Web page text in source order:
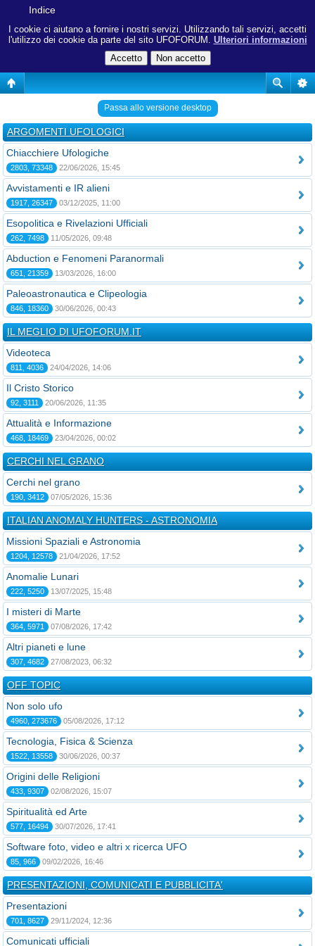
I cookie ci aiutano a fornire i nostri servizi. Utilizzando tali servizi, accetti
l'utilizzo dei cookie da parte del sito UFOFORUM. Ulteriori informazioni
Indice
Passa allo versione desktop
ARGOMENTI UFOLOGICI
Chiacchiere Ufologiche
2803, 73348 22/06/2026, 15:45
Avvistamenti e IR alieni
1917, 26347 03/12/2025, 11:00
Esopolitica e Rivelazioni Ufficiali
262, 7498 11/05/2026, 09:48
Abduction e Fenomeni Paranormali
651, 21359 13/03/2026, 16:00
Paleoastronautica e Clipeologia
846, 18360 30/06/2026, 00:43
IL MEGLIO DI UFOFORUM.IT
Videoteca
811, 4036 24/04/2026, 14:06
Il Cristo Storico
92, 3111 20/06/2026, 11:35
Attualità e Informazione
468, 18469 23/04/2026, 00:02
CERCHI NEL GRANO
Cerchi nel grano
190, 3412 07/05/2026, 15:36
ITALIAN ANOMALY HUNTERS - ASTRONOMIA
Missioni Spaziali e Astronomia
1204, 12578 21/04/2026, 17:52
Anomalie Lunari
222, 5250 13/07/2025, 15:48
I misteri di Marte
364, 5971 07/08/2026, 17:42
Altri pianeti e lune
307, 4682 27/08/2023, 06:32
OFF TOPIC
Non solo ufo
4960, 273676 05/08/2026, 17:12
Tecnologia, Fisica & Scienza
1522, 13558 30/06/2026, 00:37
Origini delle Religioni
433, 9307 02/08/2026, 15:07
Spiritualità ed Arte
577, 16494 30/07/2026, 17:41
Software foto, video e altri x ricerca UFO
85, 966 09/02/2026, 16:46
PRESENTAZIONI, COMUNICATI E PUBBLICITA'
Presentazioni
701, 8627 29/11/2024, 12:36
Comunicati ufficiali